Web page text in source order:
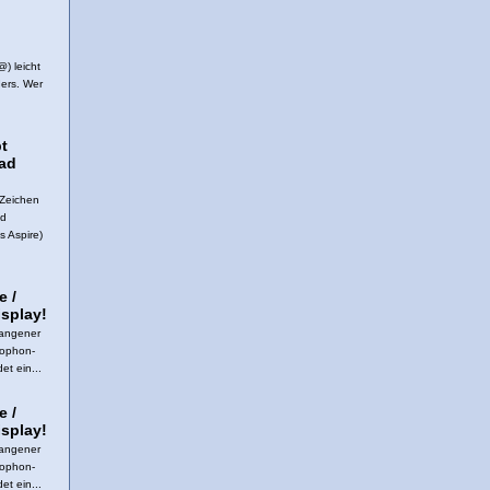
leicht
Wer
Aspire)
/
ein...
/
ein...